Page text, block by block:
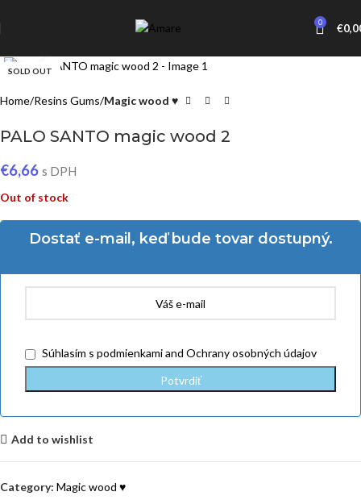
0 €
SOLD OUT
Home Resins Gums Magic wood ♥
PALO SANTO magic wood 2
€6,66 s DPH
Out of stock
Dostať e-mail, keď bude tovar dostupný.
Súhlasím s podmienkamiand Ochrany osobných údajov
Add to wishlist
Category: Magic wood ♥